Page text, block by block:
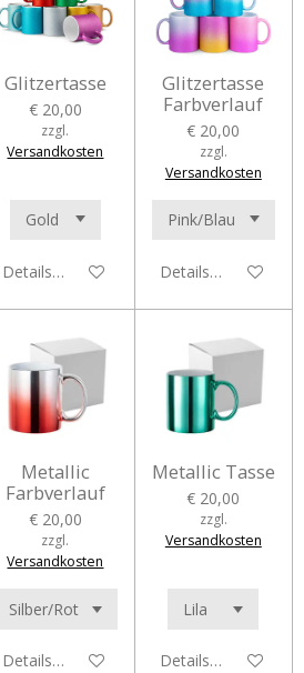
Glitzertasse
€ 20,00
zzgl.
Versandkosten
Details anzeigen
Glitzertasse
Farbverlauf
€ 20,00
zzgl.
Versandkosten
Details anzeigen
Metallic
Farbverlauf
€ 20,00
zzgl.
Versandkosten
Details anzeigen
Metallic Tasse
€ 20,00
zzgl.
Versandkosten
Details anzeigen